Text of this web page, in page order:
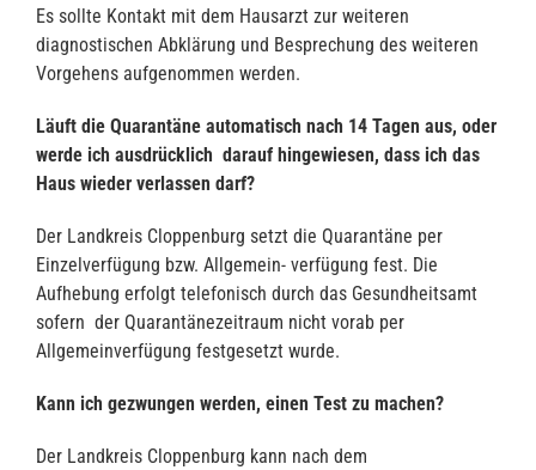
Es sollte Kontakt mit dem Hausarzt zur weiteren
diagnostischen Abklärung und Besprechung des weiteren
Vorgehens aufgenommen werden.
Läuft die Quarantäne automatisch nach 14 Tagen aus, oder
werde ich ausdrücklich darauf hingewiesen, dass ich das
Haus wieder verlassen darf?
Der Landkreis Cloppenburg setzt die Quarantäne per
Einzelverfügung bzw. Allgemein- verfügung fest. Die
Aufhebung erfolgt telefonisch durch das Gesundheitsamt
sofern der Quarantänezeitraum nicht vorab per
Allgemeinverfügung festgesetzt wurde.
Kann ich gezwungen werden, einen Test zu machen?
Der Landkreis Cloppenburg kann nach dem